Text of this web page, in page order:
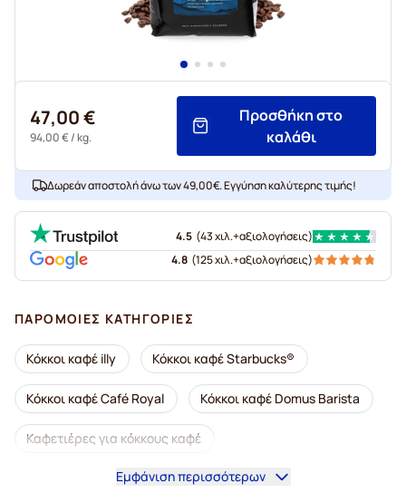
47,00 €
94,00 €/ kg.
Προσθήκη στο
καλάθι
Δωρεάν αποστολή άνω των 49,00€. Εγγύηση καλύτερης τιμής!
4.5 (43 χιλ.+αξιολογήσεις)
4.8 (125 χιλ.+αξιολογήσεις)
ΠΑΡΌΜΟΙΕΣ ΚΑΤΗΓΟΡΊΕΣ
Κόκκοι καφέ illy Κόκκοι καφέ Starbucks®
Κόκκοι καφέ Café Royal Κόκκοι καφέ Domus Barista
Καφετιέρες για κόκκους καφέ
Ντεκαφεϊνέ κόκκοι καφέ Κόκκοι καφέ L'OR
Εμφάνιση περισσότερων